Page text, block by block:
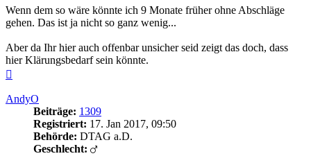
Wenn dem so wäre könnte ich 9 Monate früher ohne Abschläge
gehen. Das ist ja nicht so ganz wenig...
Aber da Ihr hier auch offenbar unsicher seid zeigt das doch, dass
hier Klärungsbedarf sein könnte.
AndyO
Beiträge: 1309
Registriert: 17. Jan 2017, 09:50
Behörde: DTAG a.D.
Geschlecht: